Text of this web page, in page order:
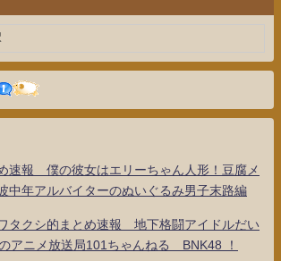
速報 僕の彼女はエリーちゃん人形！豆腐メ
中年アルバイターのぬいぐるみ男子末路編
タクシ的まとめ速報 地下格闘アイドルだい
アニメ放送局101ちゃんねる BNK48 ！